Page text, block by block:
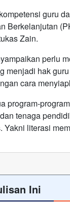
guru
Berkelanjutan
Zain.
perlu
menjadi hak
cara
program-
tenaga
Yakni literasi
Ini